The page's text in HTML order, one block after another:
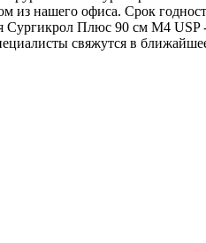
нашего офиса. Срок
Плюс 90 см М4 USP
свяжутся в